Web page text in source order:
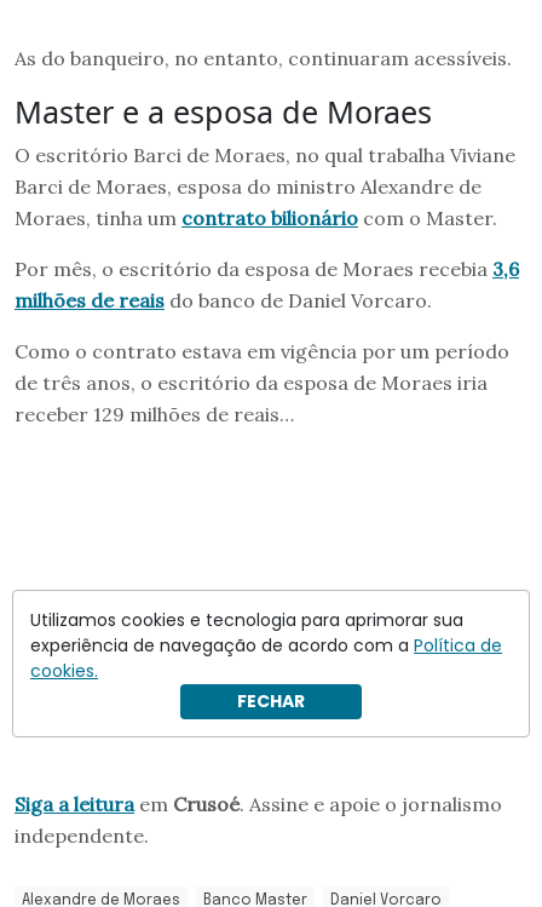
As do banqueiro, no entanto, continuaram acessíveis.
Master e a esposa de Moraes
O escritório Barci de Moraes, no qual trabalha Viviane
Barci de Moraes, esposa do ministro Alexandre de
Moraes, tinha um contrato bilionário com o Master.
Por mês, o escritório da esposa de Moraes recebia 3,6
milhões de reais do banco de Daniel Vorcaro.
Como o contrato estava em vigência por um período
de três anos, o escritório da esposa de Moraes iria
receber 129 milhões de reais…
Siga a leituraem Crusoé. Assine e apoie o jornalismo
independente.
Alexandre de Moraes Banco Master Daniel Vorcaro
Utilizamos cookies e tecnologia para aprimorar sua
experiência de navegação de acordo com a Política de
cookies.
FECHAR